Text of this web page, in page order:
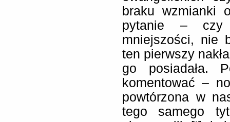
braku wzmianki
pytanie – czy
mniejszości, nie
ten pierwszy
go posiadała.
komentować –
powtórzona w
tego samego